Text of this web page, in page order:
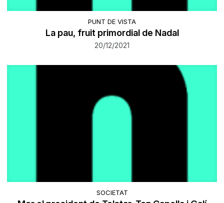
PUNT DE VISTA
La pau, fruit primordial de Nadal
20/12/2021
SOCIETAT